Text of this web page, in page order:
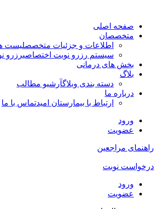
صفحه اصلی
متخصصان
اطلاعات و جزئیات متخصصلیست
سیستم رزرو نوبت اختصاصیرزرو
بخش های درمانی
بلاگ
دسته بندی وبلاگآرشیو مطالب
درباره ما
ارتباط با بیمارستان امیدتماس با ما
ورود
عضویت
راهنمای مراجعین
درخواست نوبت
ورود
عضویت